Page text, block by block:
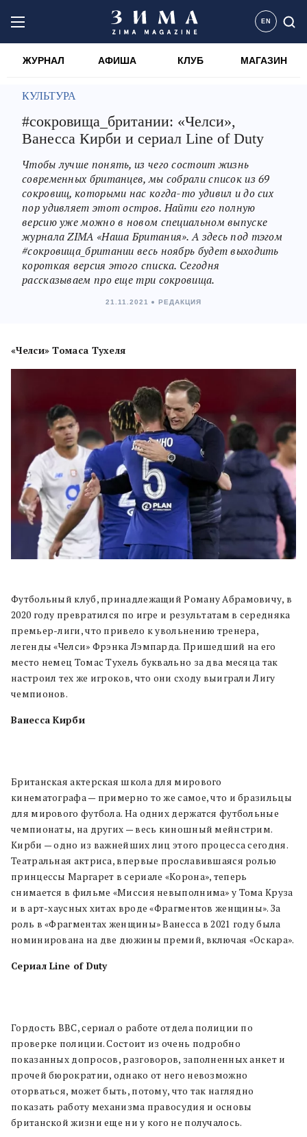
EN
ЖУРНАЛ АФИША КЛУБ МАГАЗИН
КУЛЬТУРА
#сокровища_британии: «Челси»,
Ванесса Кирби и сериал Line of Duty
Чтобы лучше понять, из чего состоит жизнь
современных британцев, мы собрали список из 69
сокровищ, которыми нас когда-то удивил и до сих
пор удивляет этот остров. Найти его полную
версию уже можно в новом специальном выпуске
журнала ZIMA «Наша Британия». А здесь под тэгом
#сокровища_британии весь ноябрь будет выходить
короткая версия этого списка. Сегодня
рассказываем про еще три сокровища.
21.11.2021 РЕДАКЦИЯ
«Челси» Томаса Тухеля
Футбольный клуб, принадлежащий Роману Абрамовичу, в
2020 году превратился по игре и результатам в середняка
премьер-лиги, что привело к увольнению тренера,
легенды «Челси» Фрэнка Лэмпарда. Пришедший на его
место немец Томас Тухель буквально за два месяца так
настроил тех же игроков, что они сходу выиграли Лигу
чемпионов.
Ванесса Кирби
Британская актерская школа для мирового
кинематографа — примерно то же самое, что и бразильцы
для мирового футбола. На одних держатся футбольные
чемпионаты, на других — весь киношный мейнстрим.
Кирби — одно из важнейших лиц этого процесса сегодня.
Театральная актриса, впервые прославившаяся ролью
принцессы Маргарет в сериале «Корона», теперь
снимается в фильме «Миссия невыполнима» у Тома Круза
и в арт-хаусных хитах вроде «Фрагментов женщины». За
роль в «Фрагментах женщины» Ванесса в 2021 году была
номинирована на две дюжины премий, включая «Оскара».
Сериал Line of Duty
Гордость BBC, сериал о работе отдела полиции по
проверке полиции. Состоит из очень подробно
показанных допросов, разговоров, заполненных анкет и
прочей бюрократии, однако от него невозможно
оторваться, может быть, потому, что так наглядно
показать работу механизма правосудия и основы
британской жизни еще ни у кого не получалось.